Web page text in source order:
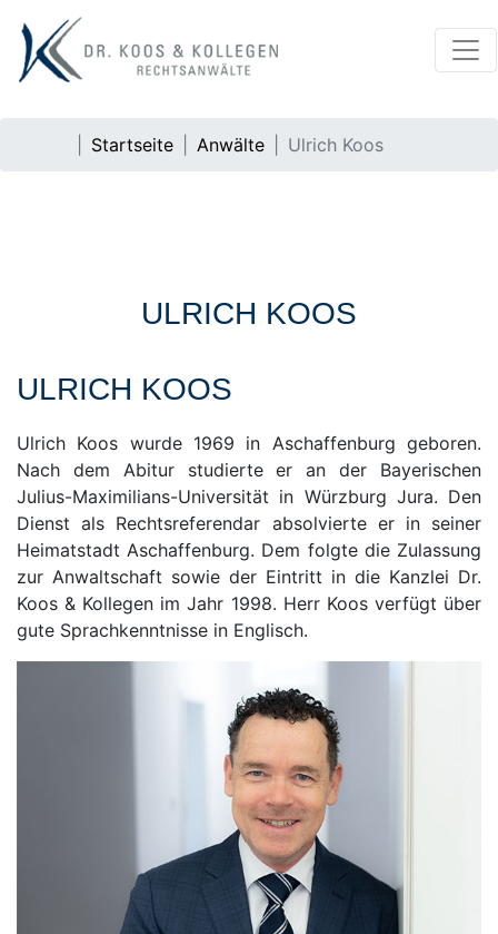
Startseite Anwälte Ulrich Koos
ULRICH KOOS
ULRICH KOOS
Ulrich Koos wurde 1969 in Aschaffenburg geboren.
Nach dem Abitur studierte er an der Bayerischen
Julius-Maximilians-Universität in Würzburg Jura. Den
Dienst als Rechtsreferendar absolvierte er in seiner
Heimatstadt Aschaffenburg. Dem folgte die Zulassung
zur Anwaltschaft sowie der Eintritt in die Kanzlei Dr.
Koos & Kollegen im Jahr 1998. Herr Koos verfügt über
gute Sprachkenntnisse in Englisch.